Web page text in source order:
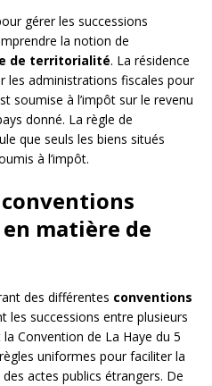
gérer les successions
la notion de
de territorialité. La résidence
les administrations fiscales pour
soumise à l’impôt sur le revenu
donné. La règle de
que seuls les biens situés
à l’impôt.
matière de
des différentes conventions
les successions entre plusieurs
Convention de La Haye du 5
uniformes pour faciliter la
actes publics étrangers. De